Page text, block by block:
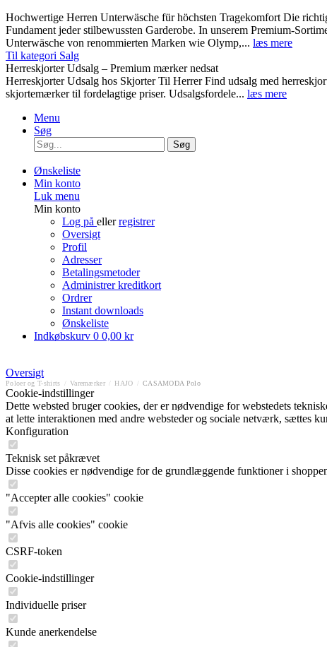
Hochwertige Herren Unterwäsche für höchsten Tragekomfort Die
Fundament jeder stilbewussten Garderobe. In unserem Premium-
Unterwäsche von renommierten Marken wie Olymp,... læs mere
Til kategori Salg
Herreskjorter Udsalg – Premium mærker nedsat
Herreskjorter Udsalg hos Skjorter Til Herrer Find udsalg med
skjortemærker til fordelagtige priser. Udsalgsfordele... læs mere
Menu
Søg
Søg
Ønskeliste
Min konto
Luk menu
Min konto
Log på ellerregistrer
Oversigt
Profil
Adresser
Betalingsmetoder
Administrer kreditkort
Ordrer
Instant downloads
Ønskeliste
Indkøbskurv 0 0,00 kr
Oversigt
Poloer og T-shirts Varemærker HAJO CASAMODA Polo
Cookie-indstillinger
Dette websted bruger cookies, der er nødvendige for webstedets
at lette interaktionen med andre websteder og sociale netværk, sættes
Konfiguration
Teknisk set påkrævet
Disse cookies er nødvendige for de grundlæggende funktioner i
"Accepter alle cookies" cookie
"Afvis alle cookies" cookie
CSRF-token
Cookie-indstillinger
Individuelle priser
Kunde anerkendelse